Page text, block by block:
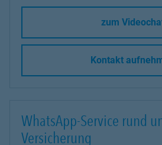
zum
Kontakt
WhatsApp-Service rund
Versicherung